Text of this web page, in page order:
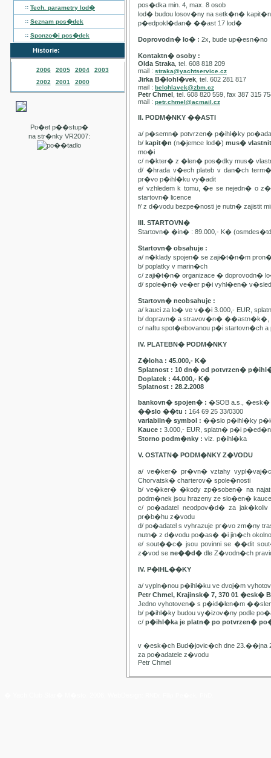
:: Tech. parametry lod�
:: Seznam pos�dek
:: Sponzo�i pos�dek
Historie:
2006 2005 2004
2003
2002
2001 2000
Po�et p��stup�
na str�nky VR2007:
pos�dka min. 4, max. 8 osob
lod� budou losov�ny na setk�n�
p�edpokl�dan� ��ast 17 lod�
Doprovodn� lo� : 2x, bude up�esn�no
Kontaktn� osoby :
Olda Straka , tel. 608 818 209
mail : straka@yachtservice.cz
Jirka B�lohl�vek , tel. 602 281 817
mail : belohlavek@zbm.cz
Petr Chmel , tel. 608 820 559, fax 387 315
mail : petr.chmel@acmail.cz
II. PODM�NKY ��ASTI
a/ p�semn� potvrzen� p�ihl�ky
b/kapit�n(n�jemce lod�) mus�
mo�i
c/ n�kter� z �len� pos�dky mus�
d/ �hrada v�ech plateb v dan�ch
pr�vo p�ihl�ku vy�adit
e/ vzhledem k tomu, �e se nejedn� o
startovn� licence
f/ z d�vodu bezpe�nosti je nutn� zajistit
III. STARTOVN�
Startovn� �in� : 89.000,- K�
Startovn� obsahuje :
a/ n�klady spojen� se zaji�t�n�m
b/ poplatky v marin�ch
c/ zaji�t�n� organizace � doprovodn�
d/ spole�n� ve�er p�i vyhl�en�
Startovn� neobsahuje :
a/ kauci za lo� ve v��i 3.000,- EUR,
b/ dopravn� a stravov�n� ��astn�k�,
c/ naftu spot�ebovanou p�i startovn�ch
IV. PLATEBN� PODM�NKY
Z�loha : 45.000,- K�
Splatnost : 10 dn� od potvrzen�
Doplatek : 44.000,- K�
Splatnost : 28.2.2008
bankovn� spojen� : �SOB a.s., �esk�
��slo ��tu : 164 69 25 33/0300
variabiln� symbol : ��slo p�ihl�ky
Kauce : 3.000,- EUR, splatn� p�i
Storno podm�nky : viz. p�ihl�ka
V. OSTATN� PODM�NKY Z�VODU
a/ ve�ker� pr�vn� vztahy
Chorvatsk� charterov� spole�nosti
b/ ve�ker� �kody zp�soben� na
podm�nek jsou hrazeny ze slo�en� kauce
c/ po�adatel neodpov�d� za
pr�b�hu z�vodu
d/ po�adatel s vyhrazuje pr�vo zm�ny
nutn� z d�vodu po�as� �i jin�ch
e/ sout��c� jsou povinni se ��dit
z�vod se ne��d� dle Z�vodn�ch
IV. P�IHL��KY
a/ vypln�nou p�ihl�ku ve dvoj�m
Petr Chmel, Krajinsk� 7, 370 01 �esk�
Jedno vyhotoven� s p�id�len�m
b/ p�ihl�ky budou vy�izov�ny podle
c/ p�ihl�ka je platn� po potvrzen�
v �esk�ch Bud�jovic�ch dne 23.��jna
za po�adatele z�vodu
Petr Chmel